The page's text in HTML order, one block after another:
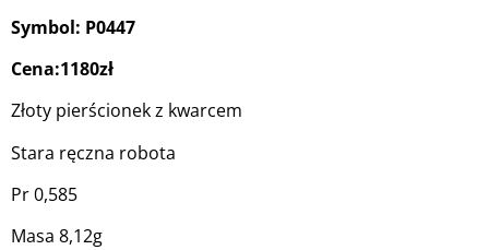
Symbol: P0447
Cena:1180zł
Złoty pierścionek z kwarcem
Stara ręczna robota
Pr 0,585
Masa 8,12g